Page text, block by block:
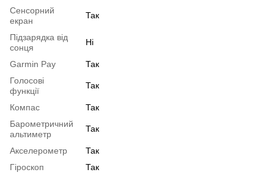
Сенсорний
екран
Так
Підзарядка від
сонця
Ні
Garmin Pay
Так
Голосові
функції
Так
Компас
Так
Барометричний
альтиметр
Так
Акселерометр
Так
Гіроскоп
Так